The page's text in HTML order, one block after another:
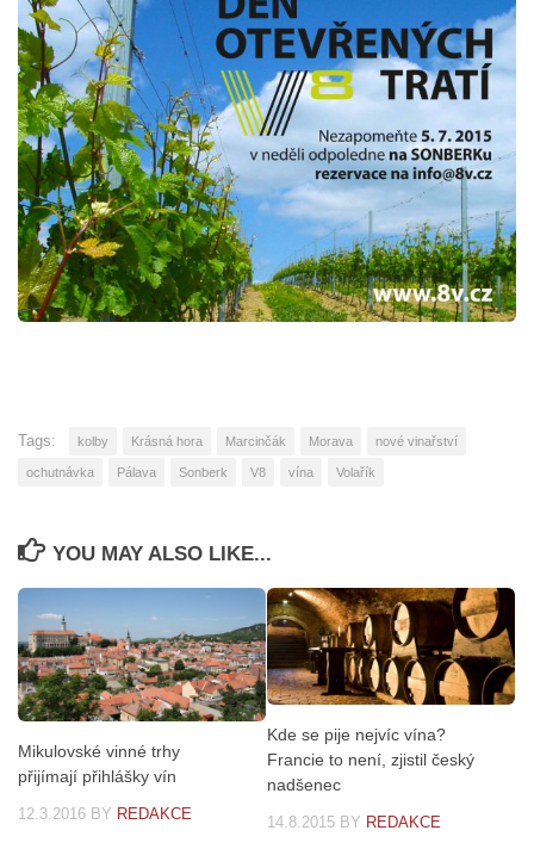
Tags: kolby Krásná hora Marcinčák Morava nové vinařství
ochutnávka Pálava Sonberk V8 vína Volařík
YOU MAY ALSO LIKE...
Mikulovské vinné trhy
přijímají přihlášky vín
12.3.2016 BY REDAKCE
Kde se pije nejvíc vína?
Francie to není, zjistil český
nadšenec
14.8.2015 BY REDAKCE